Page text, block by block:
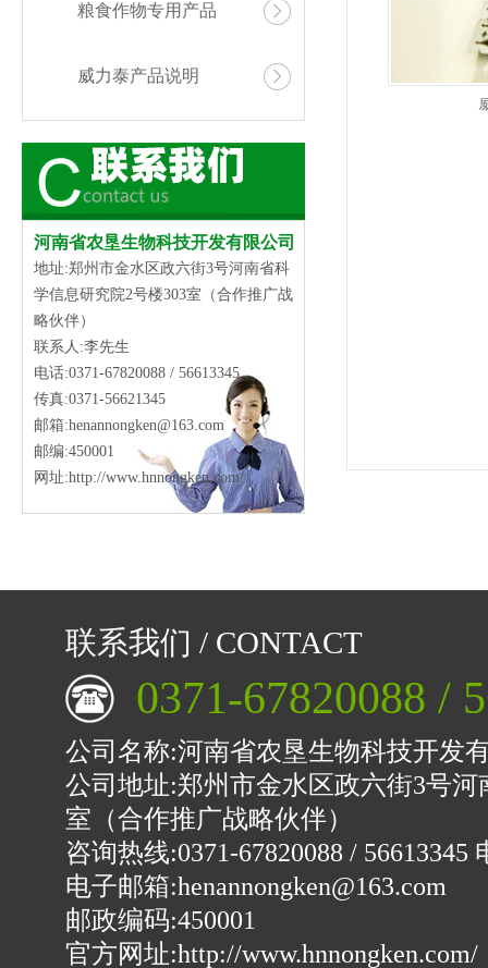
粮食作物专用产品
威力泰产品说明
河南省农垦生物科技开发有限公司
地址:郑州市金水区政六街3号河南省科
学信息研究院2号楼303室（合作推广战
略伙伴）
联系人:李先生
电话:0371-67820088 / 56613345
传真:0371-56621345
邮箱:henannongken@163.com
邮编:450001
网址:http://www.hnnongken.com/
联系我们 / CONTACT
0371-67820088 /
公司名称:河南省农垦生物科技开发
公司地址:郑州市金水区政六街3号
室（合作推广战略伙伴）
咨询热线:0371-67820088 / 56613345
电子邮箱:henannongken@163.com
邮政编码:450001
官方网址:http://www.hnnongken.com/